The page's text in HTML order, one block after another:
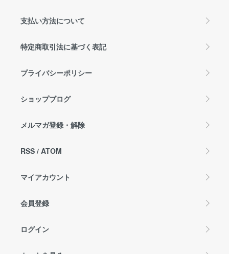
支払い方法について
特定商取引法に基づく表記
プライバシーポリシー
ショップブログ
メルマガ登録・解除
RSS / ATOM
マイアカウント
会員登録
ログイン